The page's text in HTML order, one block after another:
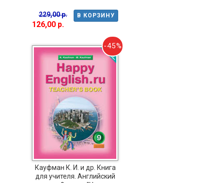
В КОРЗИНУ
229,00 р.
126,00 р.
-45%
Кауфман К. И. и др. Книга
для учителя. Английский